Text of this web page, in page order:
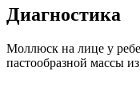
Диагностика
Моллюск на лице у
пастообразной массы